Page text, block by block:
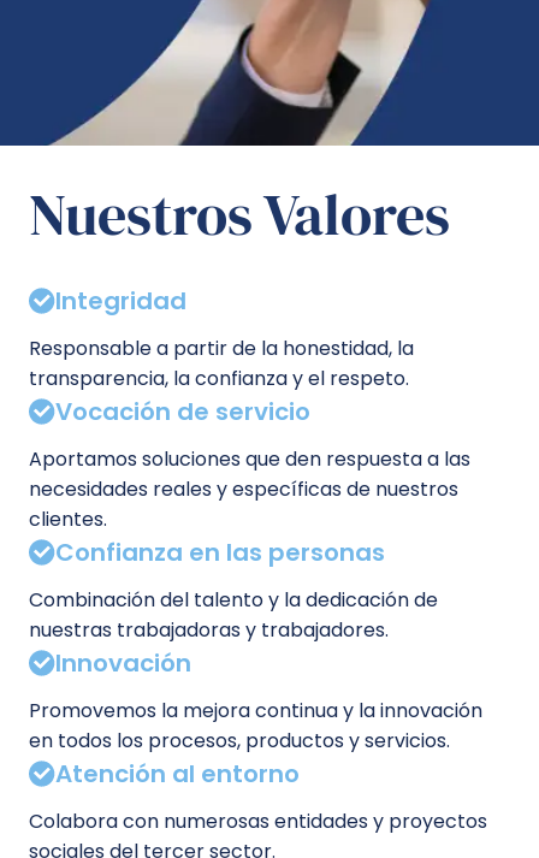
Nuestros Valores
Integridad
Responsable a partir de la honestidad, la
transparencia, la confianza y el respeto.
Vocación de servicio
Aportamos soluciones que den respuesta a las
necesidades reales y específicas de nuestros
clientes.
Confianza en las personas
Combinación del talento y la dedicación de
nuestras trabajadoras y trabajadores.
Innovación
Promovemos la mejora continua y la innovación
en todos los procesos, productos y servicios.
Atención al entorno
Colabora con numerosas entidades y proyectos
sociales del tercer sector.